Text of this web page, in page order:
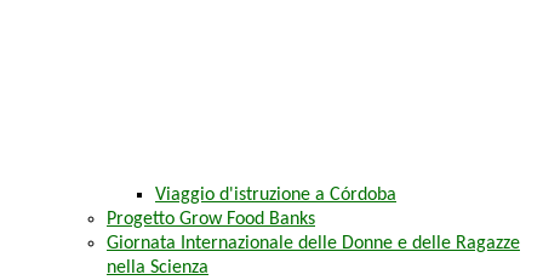
Viaggio d'istruzione a Córdoba
Progetto Grow Food Banks
Giornata Internazionale delle Donne e delle Ragazze
nella Scienza